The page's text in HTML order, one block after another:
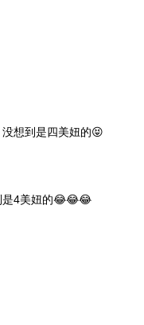
想到是四美妞的😝
是4美妞的😂😂😂